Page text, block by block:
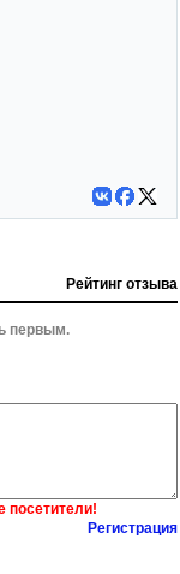
Рейтинг отзыва
первым.
посетители!
Регистрация